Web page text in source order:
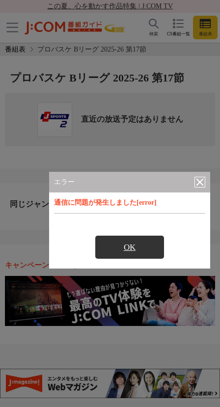
この夏、心を動かす作品特集 | J:COM TV
CS番組一覧 番組表
検索
番組表 プロバスケ Bリーグ 2025-26 第17節
エラー
通信に問題が発生しました[error]
OK
プロバスケ Bリーグ 2025-26 第17節
直近の放送予定はありません
同じジャンルのおすすめ番組
キャンペーン・お得な情報